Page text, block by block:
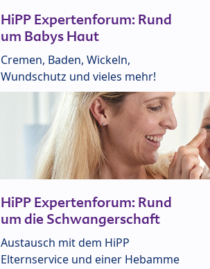
HiPP Expertenforum: Rund
um Babys Haut
Cremen, Baden, Wickeln,
Wundschutz und vieles mehr!
HiPP Expertenforum: Rund
um die Schwangerschaft
Austausch mit dem HiPP
Elternservice und einer Hebamme